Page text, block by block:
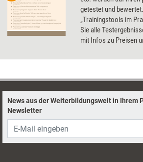
getestet und
„Trainingstools im
Sie alle
mit Infos zu Preisen
News aus der Weiterbildungswelt in Ihrem
Newsletter